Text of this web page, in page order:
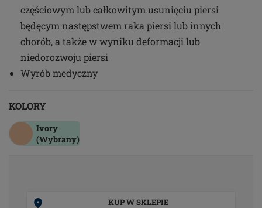
częściowym lub całkowitym usunięciu piersi
będęcym następstwem raka piersi lub innych
chorób, a także w wyniku deformacji lub
niedorozwoju piersi
Wyrób medyczny
KOLORY
Ivory
(Wybrany)
KUP W SKLEPIE